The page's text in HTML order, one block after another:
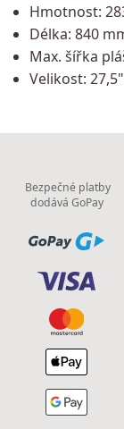
Hmotnost:
Délka: 840
Max. šířka
Velikost:
Bezpečné platby
dodává GoPay